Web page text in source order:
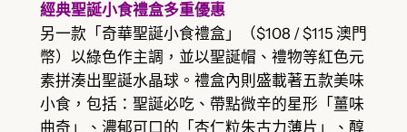
經典聖誕小食禮盒多重優惠
另一款「奇華聖誕小食禮盒」（$108 / $115 澳門
幣）以綠色作主調，並以聖誕帽、禮物等紅色元
素拼湊出聖誕水晶球。禮盒內則盛載著五款美味
小食，包括：聖誕必吃、帶點微辛的星形「薑味
曲奇」、濃郁可口的「杏仁粒朱古力薄片」、醇